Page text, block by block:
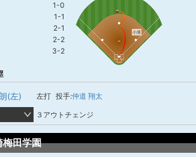
1-0
1-1
2-1
2-2
3-2
小濱
(左) 左打 投手:仲道 翔太
３アウトチェンジ
田学園